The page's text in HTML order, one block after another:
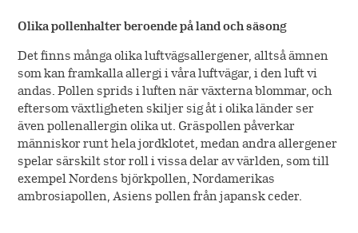
Olika pollenhalter beroende på land och säsong
Det finns många olika luftvägsallergener, alltså ämnen
som kan framkalla allergi i våra luftvägar, i den luft vi
andas. Pollen sprids i luften när växterna blommar, och
eftersom växtligheten skiljer sig åt i olika länder ser
även pollenallergin olika ut. Gräspollen påverkar
människor runt hela jordklotet, medan andra allergener
spelar särskilt stor roll i vissa delar av världen, som till
exempel Nordens björkpollen, Nordamerikas
ambrosiapollen, Asiens pollen från japansk ceder.